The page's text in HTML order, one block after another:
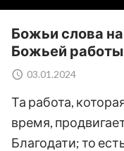
Божьи слова
Божьей
03.01.2024
Та работа,
время,
Благодати; то